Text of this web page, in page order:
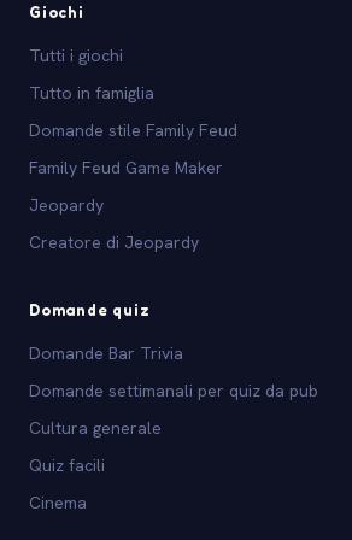
Giochi
Tutti i giochi
Tutto in famiglia
Domande stile Family Feud
Family Feud Game Maker
Jeopardy
Creatore di Jeopardy
Domande quiz
Domande Bar Trivia
Domande settimanali per quiz da pub
Cultura generale
Quiz facili
Cinema